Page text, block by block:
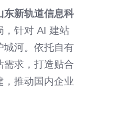
东新轨道信息科
，针对 AI 建站
城河。依托自有
需求，打造贴合
，推动国内企业